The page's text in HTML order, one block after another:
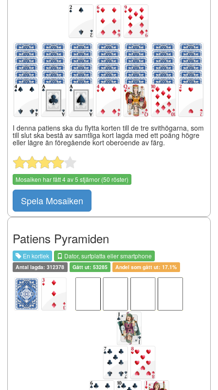
I denna patiens ska du flytta korten till de tre svithögarna, som
till slut ska bestå av samtliga kort lagda med ett poäng högre
eller lägre än föregående kort oberoende av färg.
Mosaiken har fått4av5 stjärnor (50 röster)
Spela Mosaiken
Patiens Pyramiden
En kortlek Dator, surfplatta eller smartphone
Antal lagda: 312378 Gått ut: 53285 Andel som gått ut: 17.1%